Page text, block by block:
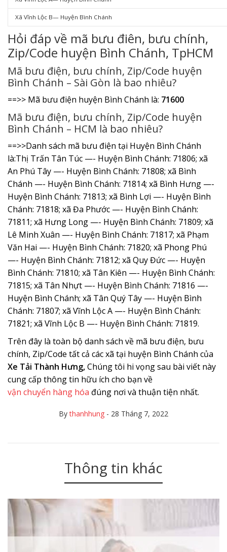
Xã Vĩnh Lộc B— Huyện Bình Chánh
Hỏi đáp về mã bưu điên, bưu chính,
Zip/Code huyện Bình Chánh, TpHCM
Mã bưu điện, bưu chính, Zip/Code huyện
Bình Chánh – Sài Gòn là bao nhiêu?
==>> Mã bưu điện huyện Bình Chánh là: 71600
Mã bưu điện, bưu chính, Zip/Code huyện
Bình Chánh – HCM là bao nhiêu?
==>>Danh sách mã bưu điện tại Huyện Bình Chánh
là:Thị Trấn Tân Túc —- Huyện Bình Chánh: 71806; xã
An Phú Tây —- Huyện Bình Chánh: 71808; xã Bình
Chánh —- Huyện Bình Chánh: 71814; xã Bình Hưng —-
Huyện Bình Chánh: 71813; xã Bình Lợi —- Huyện Bình
Chánh: 71818; xã Đa Phước —- Huyện Bình Chánh:
71811; xã Hưng Long —- Huyện Bình Chánh: 71809; xã
Lê Minh Xuân —- Huyện Bình Chánh: 71817; xã Phạm
Văn Hai —- Huyện Bình Chánh: 71820; xã Phong Phú
—- Huyện Bình Chánh: 71812; xã Quy Đức —- Huyện
Bình Chánh: 71810; xã Tân Kiên —- Huyện Bình Chánh:
71815; xã Tân Nhựt —- Huyện Bình Chánh: 71816 —-
Huyện Bình Chánh; xã Tân Quý Tây —- Huyện Bình
Chánh: 71807; xã Vĩnh Lộc A —- Huyện Bình Chánh:
71821; xã Vĩnh Lộc B —- Huyện Bình Chánh: 71819.
Trên đây là toàn bộ danh sách về mã bưu điện, bưu
chính, Zip/Code tất cả các xã tại huyện Bình Chánh của
Xe Tải Thành Hưng,Chúng tôi hi vọng sau bài viết này
cung cấp thông tin hữu ích cho bạn về
vận chuyển hàng hóa đúng nơi và thuận tiện nhất.
Bythanhhung - 28 Tháng 7, 2022
Thông tin khác